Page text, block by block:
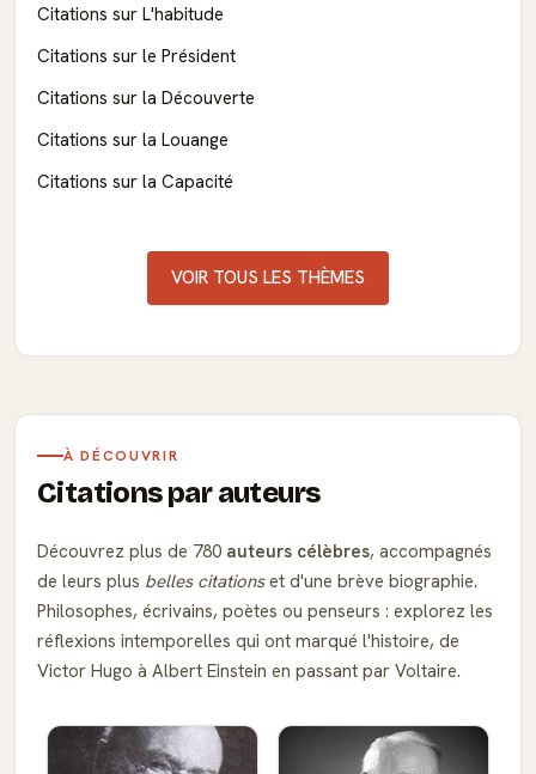
Citations sur L'habitude
Citations sur le Président
Citations sur la Découverte
Citations sur la Louange
Citations sur la Capacité
VOIR TOUS LES THÈMES
À DÉCOUVRIR
Citations par auteurs
Découvrez plus de 780 auteurs célèbres, accompagnés
de leurs plus belles citationset d'une brève biographie.
Philosophes, écrivains, poètes ou penseurs : explorez les
réflexions intemporelles qui ont marqué l'histoire, de
Victor Hugo à Albert Einstein en passant par Voltaire.